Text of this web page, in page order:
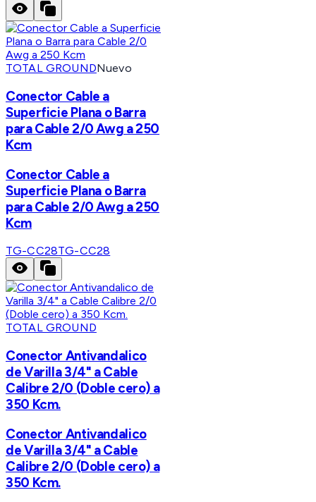
TOTAL GROUNDNuevo
Conector Cable a
Superficie Plana o Barra
para Cable 2/0 Awg a 250
Kcm
Conector Cable a
Superficie Plana o Barra
para Cable 2/0 Awg a 250
Kcm
TG-CC28TG-CC28
TOTAL GROUND
Conector Antivandalico
de Varilla 3/4" a Cable
Calibre 2/0 (Doble cero) a
350 Kcm.
Conector Antivandalico
de Varilla 3/4" a Cable
Calibre 2/0 (Doble cero) a
350 Kcm.